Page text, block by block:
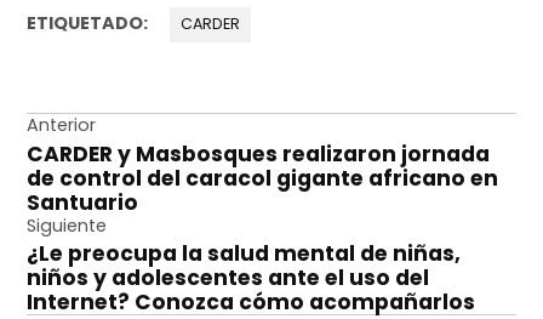
ETIQUETADO: CARDER
Navegación
de
entradas
Anterior
CARDER y Masbosques realizaron jornada
de control del caracol gigante africano en
Santuario
Siguiente
¿Le preocupa la salud mental de niñas,
niños y adolescentes ante el uso del
Internet? Conozca cómo acompañarlos